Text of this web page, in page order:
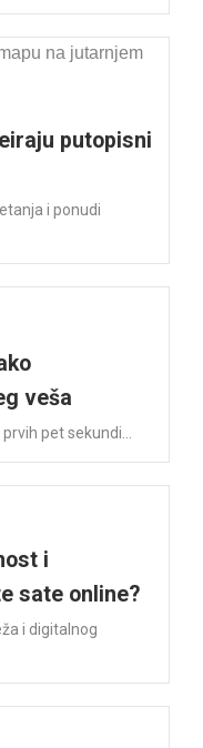
putopisni
i ponudi
veša
pet sekundi...
i
sate online?
i digitalnog